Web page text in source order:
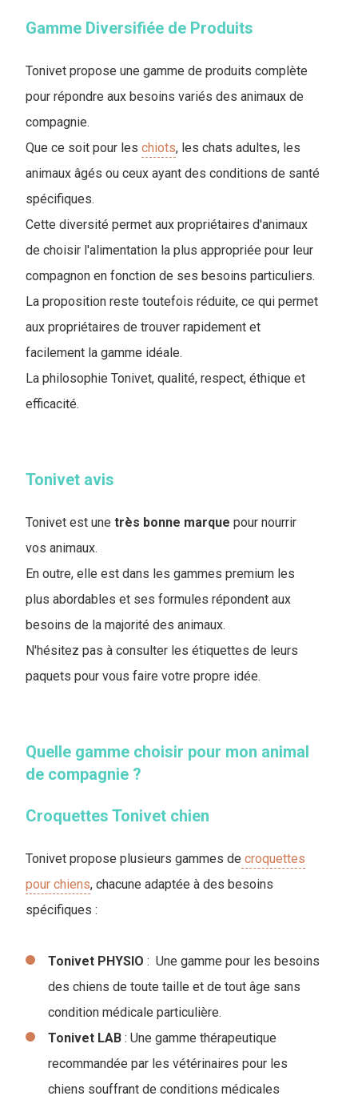
Gamme Diversifiée de Produits
Tonivet propose une gamme de produits complète
pour répondre aux besoins variés des animaux de
compagnie.
Que ce soit pour les chiots, les chats adultes, les
animaux âgés ou ceux ayant des conditions de santé
spécifiques.
Cette diversité permet aux propriétaires d'animaux
de choisir l'alimentation la plus appropriée pour leur
compagnon en fonction de ses besoins particuliers.
La proposition reste toutefois réduite, ce qui permet
aux propriétaires de trouver rapidement et
facilement la gamme idéale.
La philosophie Tonivet, qualité, respect, éthique et
efficacité.
Tonivet avis
Tonivet est une très bonne marque pour nourrir
vos animaux.
En outre, elle est dans les gammes premium les
plus abordables et ses formules répondent aux
besoins de la majorité des animaux.
N'hésitez pas à consulter les étiquettes de leurs
paquets pour vous faire votre propre idée.
Quelle gamme choisir pour mon animal
de compagnie ?
Croquettes Tonivet chien
Tonivet propose plusieurs gammes de croquettes
pour chiens, chacune adaptée à des besoins
spécifiques :
Tonivet PHYSIO : Une gamme pour les besoins
des chiens de toute taille et de tout âge sans
condition médicale particulière.
Tonivet LAB : Une gamme thérapeutique
recommandée par les vétérinaires pour les
chiens souffrant de conditions médicales